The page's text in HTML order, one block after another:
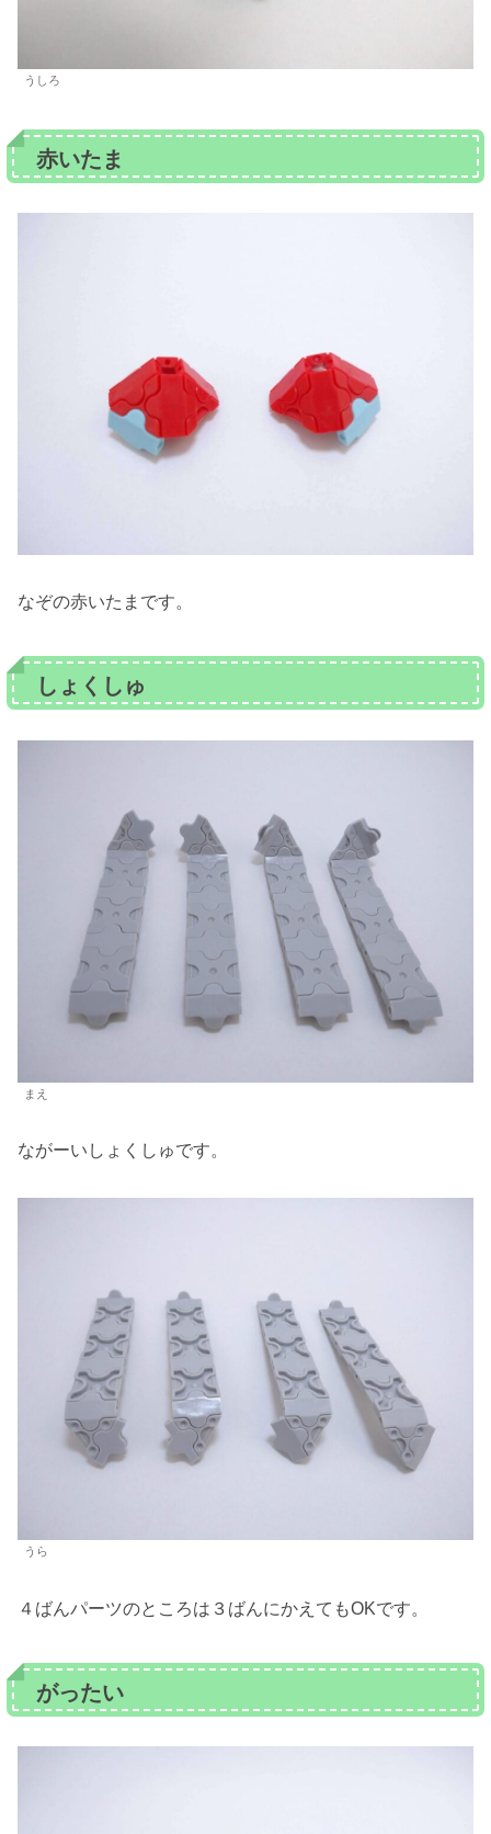
うしろ
赤いたま
なぞの赤いたまです。
しょくしゅ
まえ
ながーいしょくしゅです。
うら
４ばんパーツのところは３ばんにかえてもOKです。
がったい